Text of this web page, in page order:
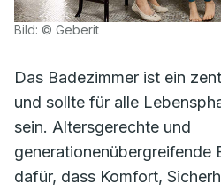
Bild: © Geberit
Das Badezimmer ist ein
und sollte für alle
sein. Altersgerechte und
generationenübergreifende
dafür, dass Komfort,